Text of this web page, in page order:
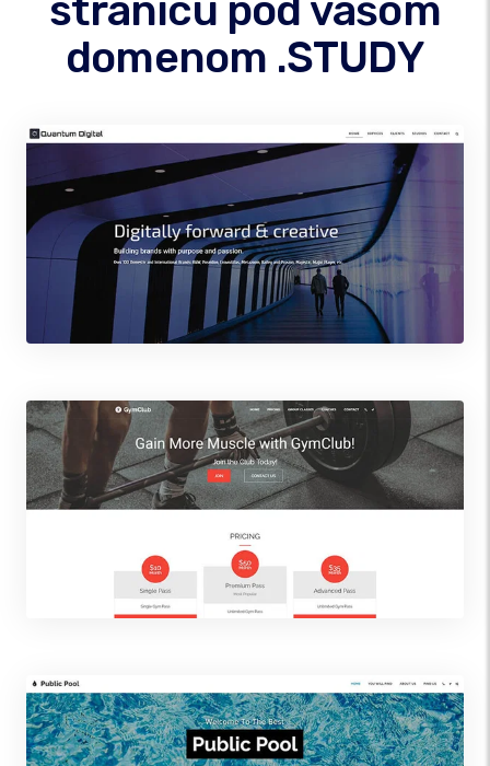
stranicu pod vašom
domenom .STUDY